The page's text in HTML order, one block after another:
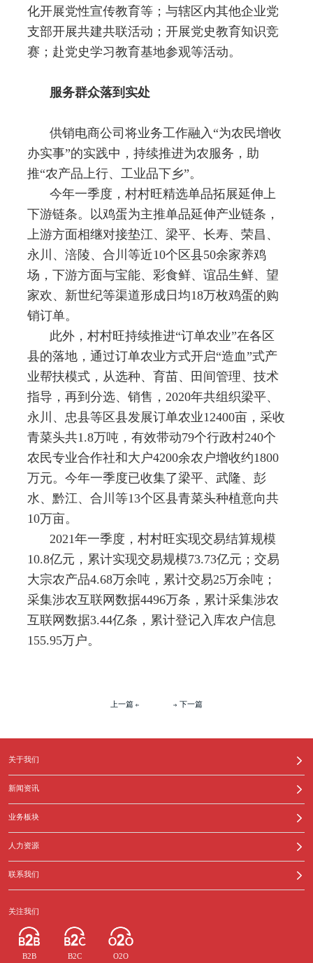
化开展党性宣传教育等；与辖区内其他企业党
支部开展共建共联活动；开展党史教育知识竞
赛；赴党史学习教育基地参观等活动。
服务群众落到实处
供销电商公司将业务工作融入 “为农民增收
办实事”的实践中，持续推进为农服务，助
推“农产品上行、工业品下乡”。
今年一季度，村村旺精选单品拓展延伸上
下游链条。以鸡蛋为主推单品延伸产业链条，
上游方面相继对接垫江、梁平、长寿、荣昌、
永川、涪陵、合川等近10个区县50余家养鸡
场，下游方面与宝能、彩食鲜、谊品生鲜、望
家欢、新世纪等渠道形成日均18万枚鸡蛋的购
销订单。
此外，村村旺持续推进“订单农业”在各区
县的落地，通过订单农业方式开启“造血”式产
业帮扶模式，从选种、育苗、田间管理、技术
指导，再到分选、销售， 2020年共组织梁平、
永川、忠县等区县发展订单农业12400亩，采收
青菜头共1.8万吨，有效带动79个行政村240个
农民专业合作社和大户4200余农户增收约1800
万元。今年一季度已收集了梁平、武隆、彭
水、黔江、合川等13个区县青菜头种植意向共
10万亩。
2021年一季度，村村旺实现交易结算规模
10.8亿元，累计实现交易规模73.73亿元；交易
大宗农产品4.68万余吨，累计交易25万余吨；
采集涉农互联网数据4496万条，累计采集涉农
互联网数据3.44亿条，累计登记入库农户信息
155.95万户。
上一篇 下一篇
关于我们
新闻资讯
业务板块
人力资源
联系我们
关注我们
B2B B2C O2O